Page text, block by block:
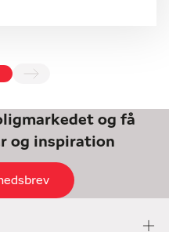
og få
og inspiration